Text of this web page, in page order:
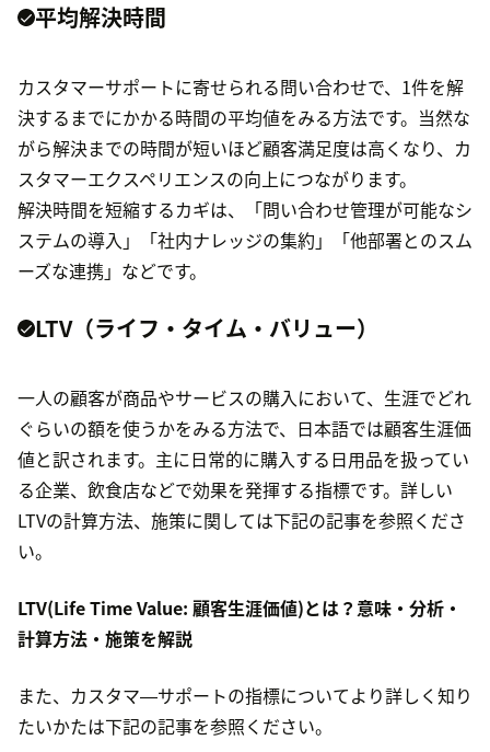
平均解決時間
カスタマーサポートに寄せられる問い合わせで、1件を解
決するまでにかかる時間の平均値をみる方法です。当然な
がら解決までの時間が短いほど顧客満足度は高くなり、カ
スタマーエクスペリエンスの向上につながります。
解決時間を短縮するカギは、「問い合わせ管理が可能なシ
ステムの導入」「社内ナレッジの集約」「他部署とのスム
ーズな連携」などです。
LTV（ライフ・タイム・バリュー）
一人の顧客が商品やサービスの購入において、生涯でどれ
ぐらいの額を使うかをみる方法で、日本語では顧客生涯価
値と訳されます。主に日常的に購入する日用品を扱ってい
る企業、飲食店などで効果を発揮する指標です。詳しい
LTVの計算方法、施策に関しては下記の記事を参照くださ
い。
LTV(Life Time Value: 顧客生涯価値)とは？意味・分析・
計算方法・施策を解説
また、カスタマ―サポートの指標についてより詳しく知り
たいかたは下記の記事を参照ください。